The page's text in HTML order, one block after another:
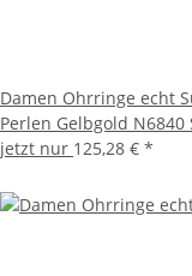
Damen Ohrringe echt
Perlen Gelbgold N6840
jetzt nur 125,28 € *